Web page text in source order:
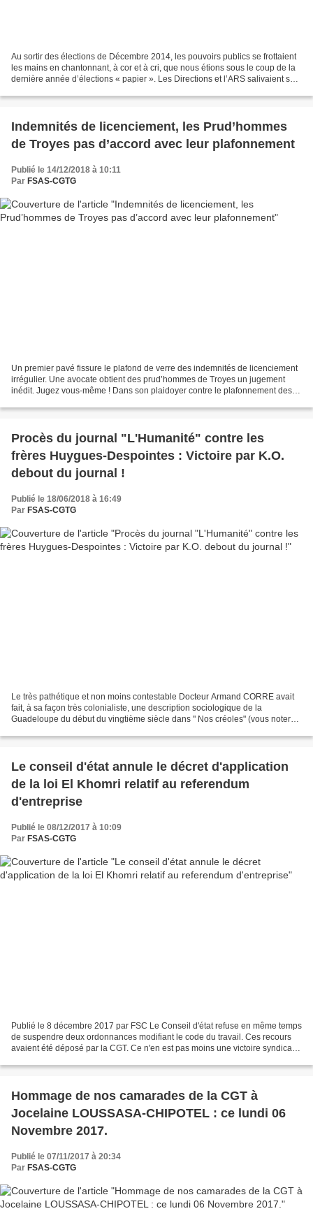
Au sortir des élections de Décembre 2014, les pouvoirs publics se frottaient
les mains en chantonnant, à cor et à cri, que nous étions sous le coup de la
dernière année d’élections « papier ». Les Directions et l’ARS salivaient sur
Indemnités de licenciement, les Prud’hommes
de Troyes pas d’accord avec leur plafonnement
Publié le 14/12/2018 à 10:11
Par FSAS-CGTG
Un premier pavé fissure le plafond de verre des indemnités de licenciement
irrégulier. Une avocate obtient des prud’hommes de Troyes un jugement
inédit. Jugez vous-même ! Dans son plaidoyer contre le plafonnement des
Procès du journal "L'Humanité" contre les
frères Huygues-Despointes : Victoire par K.O.
debout du journal !
Publié le 18/06/2018 à 16:49
Par FSAS-CGTG
Le très pathétique et non moins contestable Docteur Armand CORRE avait
fait, à sa façon très colonialiste, une description sociologique de la
Guadeloupe du début du vingtième siècle dans " Nos créoles" (vous noterez
Le conseil d'état annule le décret d'application
de la loi El Khomri relatif au referendum
d'entreprise
Publié le 08/12/2017 à 10:09
Par FSAS-CGTG
Publié le 8 décembre 2017 par FSC Le Conseil d'état refuse en même temps
de suspendre deux ordonnances modifiant le code du travail. Ces recours
avaient été déposé par la CGT. Ce n'en est pas moins une victoire syndicale
Hommage de nos camarades de la CGT à
Jocelaine LOUSSASA-CHIPOTEL : ce lundi 06
Novembre 2017.
Publié le 07/11/2017 à 20:34
Par FSAS-CGTG